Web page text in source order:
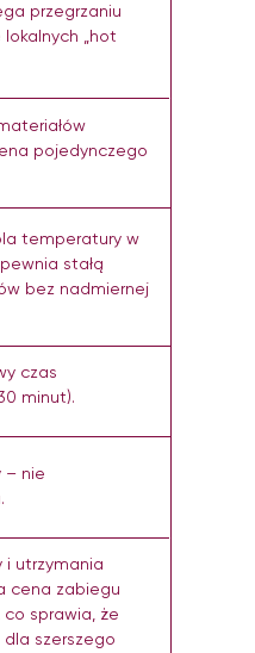
przegrzaniu
„hot
pojedynczego
czas
minut).
– nie
i utrzymania
cena zabiegu
co sprawia, że
szerszego
temperatury w
stałą
bez nadmiernej